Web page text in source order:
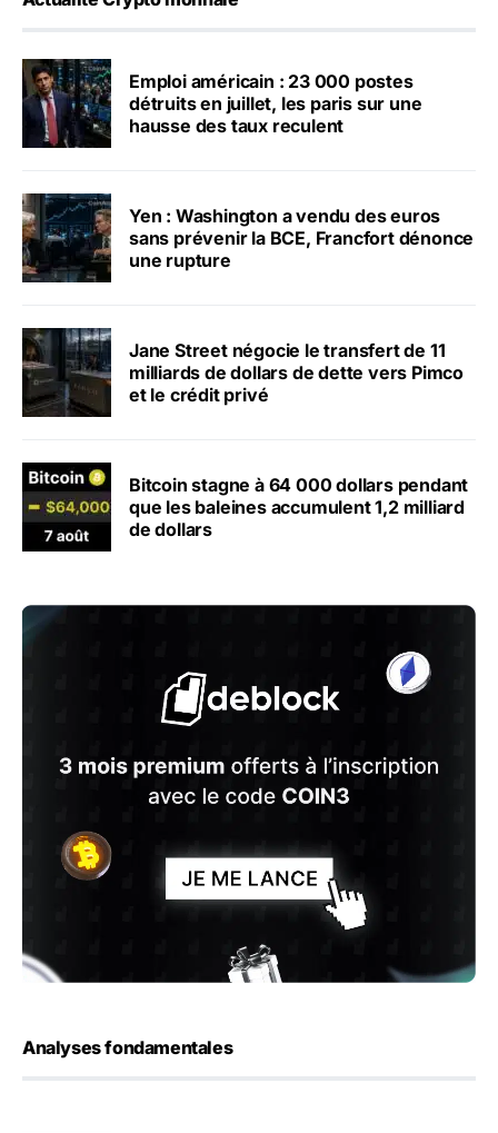
Emploi américain : 23 000 postes
détruits en juillet, les paris sur une
hausse des taux reculent
Yen : Washington a vendu des euros
sans prévenir la BCE, Francfort dénonce
une rupture
Jane Street négocie le transfert de 11
milliards de dollars de dette vers Pimco
et le crédit privé
Bitcoin stagne à 64 000 dollars pendant
que les baleines accumulent 1,2 milliard
de dollars
Analyses fondamentales